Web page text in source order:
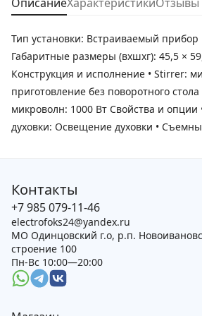
ОписаниеХарактеристикиОтзывы
Тип установки: Встраиваемый прибор
Габаритные размеры (вхшхг): 45,5 ×
Конструкция и исполнение • Stirrer:
приготовление без поворотного
микроволн: 1000 Вт Свойства и
духовки: Освещение духовки •
Контакты
+7 985 079-11-46
electrofoks24@yandex.ru
МО Одинцовский г.о, р.п.
строение 100
Пн-Вс 10:00—20:00